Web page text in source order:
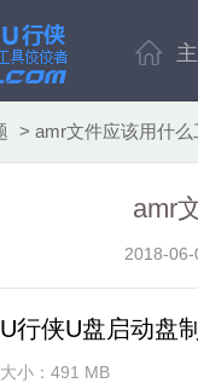
> amr文件应该用什么
amr
2018-
U行侠U盘启动盘
大小：491 MB